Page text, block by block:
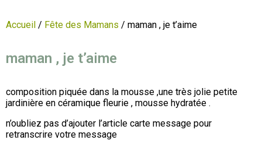
Accueil / Fête des Mamans / maman , je t’aime
maman , je t’aime
composition piquée dans la mousse ,une très jolie petite
jardinière en céramique fleurie , mousse hydratée .
n’oubliez pas d’ajouter l’article carte message pour
retranscrire votre message